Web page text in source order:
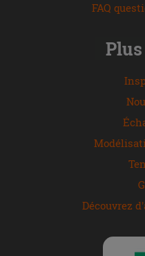
FAQ
Plus
Découvrez